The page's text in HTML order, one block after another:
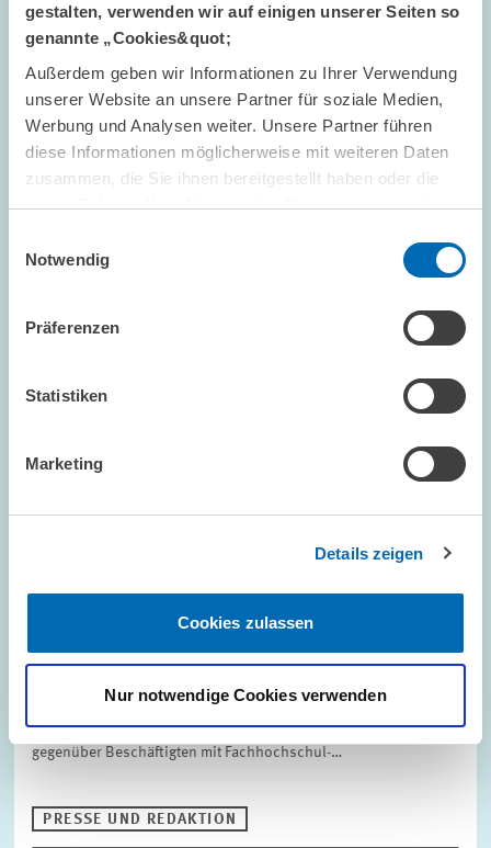
gestalten, verwenden wir auf einigen unserer Seiten so
genannte „Cookies&quot;
Außerdem geben wir Informationen zu Ihrer Verwendung
unserer Website an unsere Partner für soziale Medien,
Werbung und Analysen weiter. Unsere Partner führen
diese Informationen möglicherweise mit weiteren Daten
zusammen, die Sie ihnen bereitgestellt haben oder die
sie im Rahmen Ihrer Nutzung der Dienste gesammelt
Notwendig
Präferenzen
Statistiken
Marketing
Details zeigen
Cookies zulassen
Nur notwendige Cookies verwenden
KONJUNKTURPROGNOSE
KONJUNKTURINDIKATOR
FORSCHUNG // 20.02.2001
ZEW-Finanzmarkttest: Bei den
Konjunkturerwartungen geht es weiter
einem Minus von 6,1 Punkten.Gegenüber dem Vormonat ist dies
KONJUNKTURINDIKATOR
Mängel in der Dualen Berufausbildung:
Fachkräfte haben wenig Chancen bei
techologieintensiven Dienstleistern
Fachkräfte mit einer abgeschlossenen Lehre haben in
gegenüber Beschäftigten mit Fachhochschul-…
PRESSE UND REDAKTION